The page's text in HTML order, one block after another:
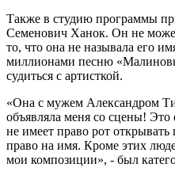
Также в студию программы
Семенович Ханок. Он не
то, что она не называла его
миллионами песню
судиться с артисткой.
«Она с мужем Александром
объявляла меня со сцены! Это
не имеет право рот
право на имя. Кроме этих
мои композиции», - был